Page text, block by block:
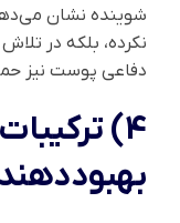
شوینده نشان
نکرده، بلکه در
دفاعی پوست نیز
4)